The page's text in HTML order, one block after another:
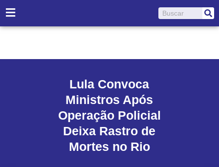
para
o
Pesquisar
Lula Convoca
Ministros Após
Operação Policial
Deixa Rastro de
Mortes no Rio